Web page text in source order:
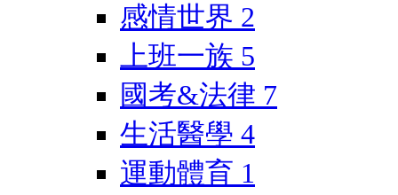
感情世界 2
上班一族 5
國考&法律 7
生活醫學 4
運動體育 1